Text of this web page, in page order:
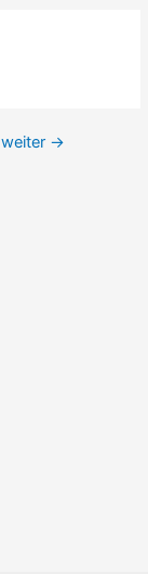
weiter →